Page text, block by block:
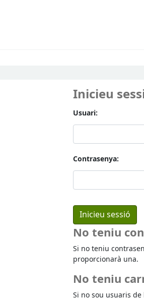
Inicieu
Usuari:
Contrasenya:
No teniu
Si no teniu
proporcionarà una.
No teniu
Si no sou usuaris